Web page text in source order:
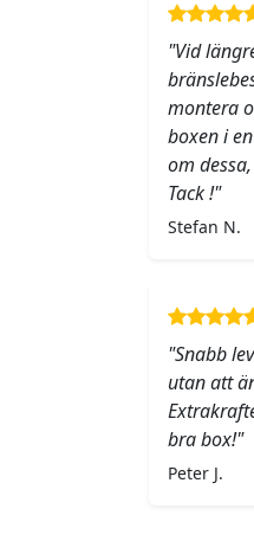
"Vid
montera
boxen i
om
Tack !"
Stefan N.
"Snabb
utan att
bra box!"
Peter J.